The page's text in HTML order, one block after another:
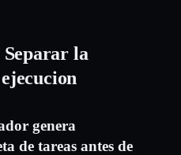
la
genera
de tareas antes de